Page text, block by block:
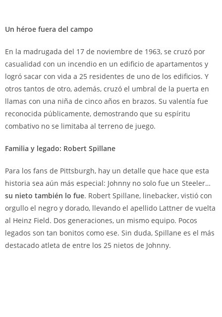
Un héroe fuera del campo
En la madrugada del 17 de noviembre de 1963, se cruzó por
casualidad con un incendio en un edificio de apartamentos y
logró sacar con vida a 25 residentes de uno de los edificios. Y
otros tantos de otro, además, cruzó el umbral de la puerta en
llamas con una niña de cinco años en brazos. Su valentía fue
reconocida públicamente, demostrando que su espíritu
combativo no se limitaba al terreno de juego.
Familia y legado: Robert Spillane
Para los fans de Pittsburgh, hay un detalle que hace que esta
historia sea aún más especial: Johnny no solo fue un Steeler…
su nieto también lo fue. Robert Spillane, linebacker, vistió con
orgullo el negro y dorado, llevando el apellido Lattner de vuelta
al Heinz Field. Dos generaciones, un mismo equipo. Pocos
legados son tan bonitos como ese. Sin duda, Spillane es el más
destacado atleta de entre los 25 nietos de Johnny.